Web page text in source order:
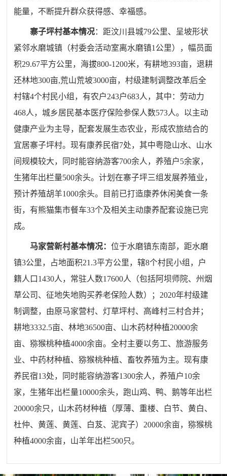
能量，不断提升群众获得感、幸福感。
寨子坪村基本情况：距汶川县城79公里、呈坡形状
紧邻水磨城镇（村委会活动室离水磨镇1公里），幅员面
积29.67平方公里，海拔800-1200米，有耕地393亩，退耕
还林地300亩,荒山荒坡3000亩，村级建制调整改革后全
村辖4个村民小组，有农户243户683人，其中：劳动力
468人，城乡居民基本医疗保险参保人数573人。以主动
健康产业为主导，配套发展生态农业，形成农旅结合的
宜居寨子坪村。现有康养民宿7处，其中粤隐山水、山水
间规模较大，同时能容纳游客700余人，养殖户5余家，
生猪年出栏量500余头。计划在寨子坪三组发展养殖业，
预计养殖胡羊1000余头。目前已打造康养休闲美食一条
街，有熊猫集市餐车33个及相关主动康养配套设施已完
成。
马家营新村基本情况：位于水磨镇东南部，距水磨
镇3公里，占地面积21.3平方公里，辖8个村民小组，
户
籍人口1430人，常驻人数17600人（包括阿坝师院、州烟
草公司、征地失地购买养老保险人数）； 2020年村级建
制调整，由原马家营村、灯草坪村、高峰村三村合并；
耕地3332.5亩、林地36500亩、山木药材种植20000余
亩、猕猴桃种植4000余亩。全村主要以务工、旅游服务
业、中药材种植、猕猴桃种植、畜牧养殖为主。现有康
养民宿13处，同时能容纳游客1300余人，养殖户10余
家，生猪年出栏量10000余头，跑山鸡、鸭、鹅等年出栏
20000余只，山木药材种植（厚薄、重楼、白节、黄白、
杜仲、黄莲、黄莲、白芨、泥宾子）20000余亩，猕猴桃
种植4000余亩，山羊年出栏500只。